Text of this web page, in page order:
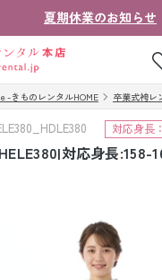
夏期休業のお知らせ
ログイン
ご注文
-きものレンタルHOME 卒業式袴レ
対応身長
対応身長:158-